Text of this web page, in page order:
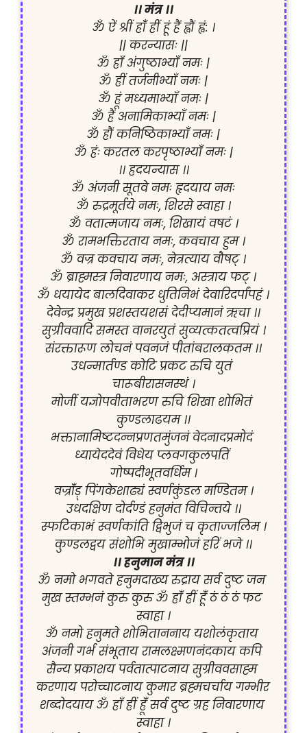
।। मंत्र ।।
ॐ ऐं श्रीं ह्रांँ ह्रीं हूं हैं ह्वौं ह्वं: ।
|| करन्यासः ||
ॐ ह्राँ अंगुष्ठाभ्याँ नमः |
ॐ ह्रीं तर्जनीभ्याँ नमः |
ॐ ह्रूं मध्यमाभ्याँ नमः |
ॐ ह्रैं अनामिकाभ्याँ नमः |
ॐ ह्रौं कनिष्ठिकाभ्याँ नमः |
ॐ ह्रंः करतल करपृष्ठाभ्याँ नमः |
।। ह्रदयन्यास ।।
ॐ अंजनी सूतवे नमः हृदयाय नमः
ॐ रुद्रमूर्तये नमः, शिरसे स्वाहा ।
ॐ वतात्मजाय नमः, शिखायं वषटं ।
ॐ रामभक्तिरताय नमः, कवचाय हुम ।
ॐ वज्र कवचाय नमः, नेत्रत्याय वौषट् ।
ॐ ब्राह्मस्त्र निवारणाय नमः, अस्त्राय फट् ।
ॐ धयायेद बालदिवाकर धुतिनिभं देवारिदर्पांपहं ।
देवेन्द्र प्रमुख प्रशस्तयशसं देदीप्यमानं ऋचा ।।
सुग्रीववादि समस्त वानरयुतं सुव्यत्कतत्वप्रियं ।
संरक्तारूण लोचनं पवनजं पीतांबरालकतम ।।
उधन्मार्तण्ड कोटि प्रकट रुचि युतं
चारूबीरासनस्थं ।
मोजीं यज्ञोपवीताभरण रुचि शिखा शोभितं
कुण्डलाढयम ।।
भक्तानामिष्टदन्नप्रणतमुंजनं वेदनादप्रमोदं
ध्यायेददेवं विधेय प्लवगकुलपतिं
गोष्पदीभूतवर्धिम ।
वज्रांँड़् पिंगकेशाढ्यं स्वर्णकुंडल मण्डितम ।
उधदक्षिण दोर्दण्डं हनुमंत विचिन्तये ।।
स्फटिकाभं स्वर्णकांति द्विभुजं च कृताज्जलिम ।
कुण्डलद्वय संशोभि मुखाम्भोजं हरिं भजे ।।
।। हनुमान मंत्र ।।
ॐ नमो भगवते हनुमदाख्य रुद्राय सर्व दुष्ट जन
मुख स्तम्भनं कुरु कुरु ॐ ह्रांँ ह्रीं हूंँ ठं ठं ठं फट
स्वाहा ।
ॐ नमो हनुमते शोभिताननाय यशोलंकृताय
अंजनी गर्भ संभूताय रामलक्ष्मणनंदकाय कपि
सैन्य प्रकाशय पर्वतात्पाटनाय सुग्रीववसाह्म
करणाय परोच्चाटनाय कुमार ब्रह्मचर्चाय गम्भीर
शब्दोदयाय ॐ ह्राँ ह्रीं ह्रूंँ सर्व दुष्ट ग्रह निवारणाय
स्वाहा ।